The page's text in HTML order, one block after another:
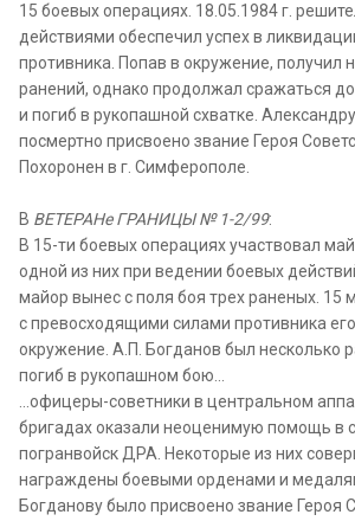
15 боевых операциях. 18.05.1984 г.
действиями обеспечил успех в
противника. Попав в окружение, получил
ранений, однако продолжал сражаться
и погиб в рукопашной схватке.
посмертно присвоено звание Героя
Похоронен в г. Симферополе.
В ВЕТЕРАНе ГРАНИЦЫ № 1-2/99:
В 15-ти боевых операциях участвовал
одной из них при ведении боевых
майор вынес с поля боя трех раненых. 15
с превосходящими силами противника
окружение. А.П. Богданов был несколько
погиб в рукопашном бою...
...офицеры-советники в центральном
бригадах оказали неоценимую помощь в
погранвойск ДРА. Некоторые из них
награждены боевыми орденами и
Богданову было присвоено звание Героя